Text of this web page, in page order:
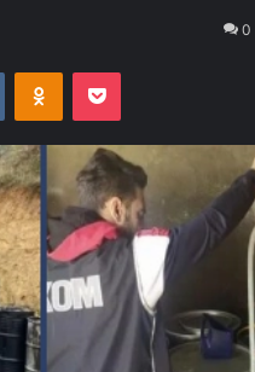
0
VKontakteOdnoklassniki
Pocket